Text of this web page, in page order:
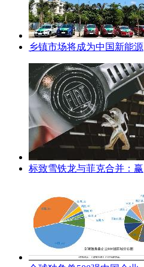
乡镇市场将成为中国新能源
标致雪铁龙与菲克合并：赢